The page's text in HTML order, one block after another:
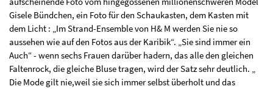
Gisele Bündchen, ein Foto für den Schaukasten, dem Kasten mit
dem Licht : „Im Strand-Ensemble von H& M werden Sie nie so
aussehen wie auf den Fotos aus der Karibik“. „Sie sind immer ein
Auch“ - wenn sechs Frauen darüber hadern, das alle den gleichen
Faltenrock, die gleiche Bluse tragen, wird der Satz sehr deutlich. „
Die Mode gilt nie,weil sie sich immer selbst überholt und das